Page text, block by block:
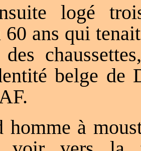
logé
60 ans qui
des
belge de
homme à